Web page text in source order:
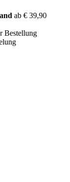
ab € 39,90
Bestellung